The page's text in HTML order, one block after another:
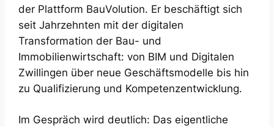
der Plattform BauVolution. Er beschäftigt sich
seit Jahrzehnten mit der digitalen
Transformation der Bau- und
Immobilienwirtschaft: von BIM und Digitalen
Zwillingen über neue Geschäfts­modelle bis hin
zu Qualifizierung und Kompetenz­entwicklung.
Im Gespräch wird deutlich: Das eigentliche